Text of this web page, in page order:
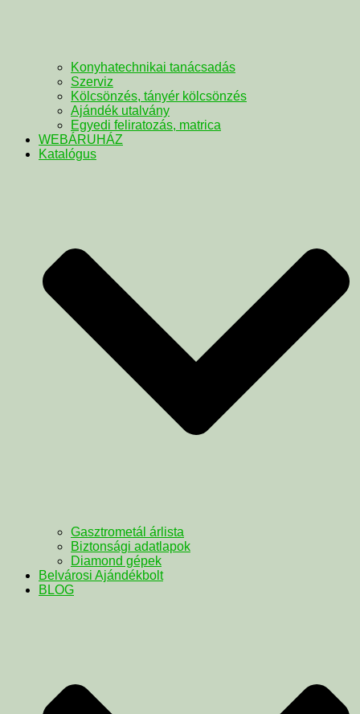
Konyhatechnikai tanácsadás
Szerviz
Kölcsönzés, tányér kölcsönzés
Ajándék utalvány
Egyedi feliratozás, matrica
WEBÁRUHÁZ
Katalógus
Gasztrometál árlista
Biztonsági adatlapok
Diamond gépek
Belvárosi Ajándékbolt
BLOG